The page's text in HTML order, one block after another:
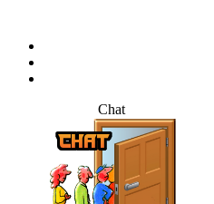
Chat